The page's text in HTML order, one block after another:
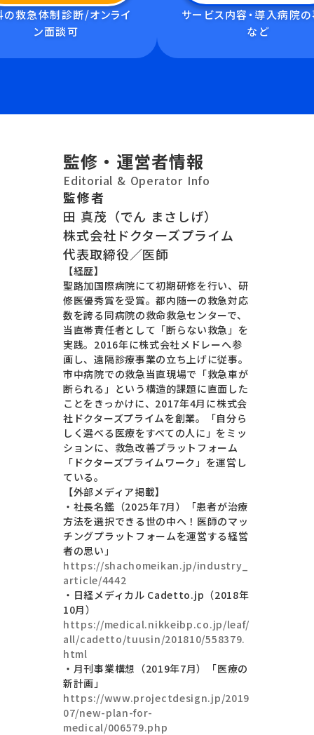
の救急体制診断/オンライ
ン面談可
サービス内容・導入病院
など
監修・運営者情報
Editorial & Operator Info
監修者
田 真茂（でん まさしげ）
株式会社ドクターズプライム
代表取締役／医師
【経歴】
聖路加国際病院にて初期研修を行い、研
修医優秀賞を受賞。都内随一の救急対応
数を誇る同病院の救命救急センターで、
当直帯責任者として「断らない救急」を
実践。2016年に株式会社メドレーへ参
画し、遠隔診療事業の立ち上げに従事。
市中病院での救急当直現場で「救急車が
断られる」という構造的課題に直面した
ことをきっかけに、2017年4月に株式会
社ドクターズプライムを創業。「自分ら
しく選べる医療をすべての人に」をミッ
ションに、救急改善プラットフォーム
「ドクターズプライムワーク」を運営し
ている。
【外部メディア掲載】
・社長名鑑（2025年7月）「患者が治療
方法を選択できる世の中へ！医師のマッ
チングプラットフォームを運営する経営
者の思い」
https://shachomeikan.jp/industry_
article/4442
・日経メディカル Cadetto.jp（2018年
10月）
https://medical.nikkeibp.co.jp/leaf/
all/cadetto/tuusin/201810/558379.
html
・月刊事業構想（2019年7月）「医療の
新計画」
https://www.projectdesign.jp/2019
07/new-plan-for-
medical/006579.php